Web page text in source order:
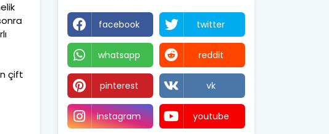
çift
facebook twitter
whatsapp reddit
pinterest vk
instagram youtube